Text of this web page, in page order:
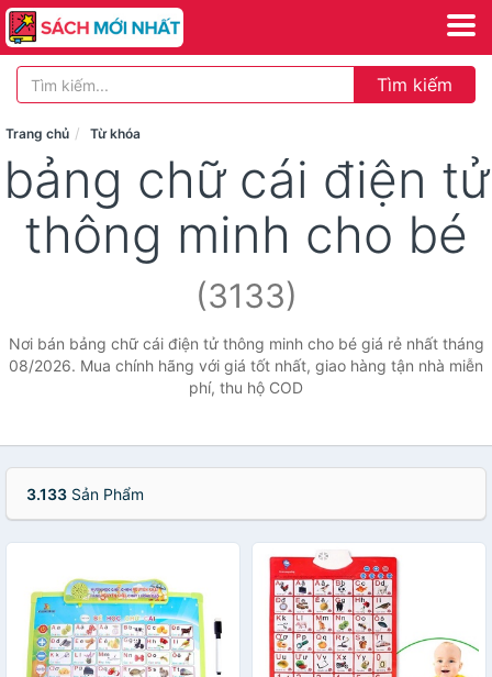
Tìm kiếm
Trang chủ Từ khóa
bảng chữ cái điện tử
thông minh cho bé
(3133)
Nơi bán bảng chữ cái điện tử thông minh cho bé giá rẻ nhất tháng
08/2026. Mua chính hãng với giá tốt nhất, giao hàng tận nhà miễn
phí, thu hộ COD
3.133 Sản Phẩm